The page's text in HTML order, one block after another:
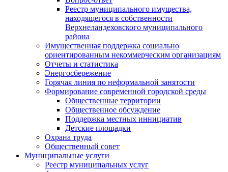
Реестр муниципального имущества,
находящегося в собственности
Верхнеландеховского муниципального
района
Имущественная поддержка социально
ориентированным некоммерческим организациям
Отчеты и статистика
Энергосбережение
Горячая линия по неформальной занятости
Формирование современной городской среды
Общественные территории
Общественное обсуждение
Поддержка местных иннициатив
Детские площадки
Охрана труда
Общественный совет
Муниципальные услуги
Реестр муниципальных услуг